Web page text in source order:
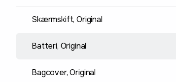
Skærmskift, Original
Batteri, Original
Bagcover, Original